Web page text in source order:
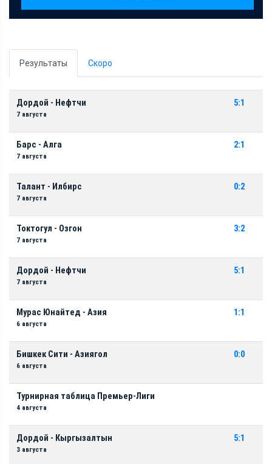
Результаты Скоро
Дордой - Нефтчи
7 августа
5:1
Барс - Алга
7 августа
2:1
Талант - Илбирс
7 августа
0:2
Токтогул - Озгон
7 августа
3:2
Дордой - Нефтчи
7 августа
5:1
Мурас Юнайтед - Азия
6 августа
1:1
Бишкек Сити - Азиягол
6 августа
0:0
Турнирная таблица Премьер-Лиги
4 августа
Дордой - Кыргызалтын
3 августа
5:1